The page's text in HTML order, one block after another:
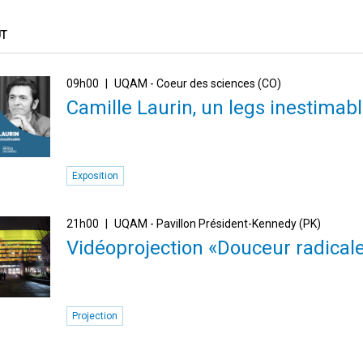
09h00 UQAM - Coeur des sciences (CO)
Camille Laurin, un legs
Exposition
21h00 UQAM - Pavillon Président-Kennedy (PK)
Vidéoprojection «Douceur
Projection